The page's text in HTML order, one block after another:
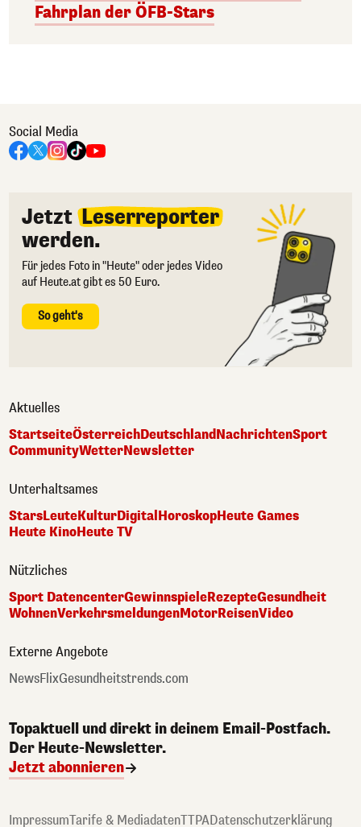
Fahrplan der ÖFB-Stars
Social Media
Jetzt Leserreporter
werden.
Für jedes Foto in "Heute" oder jedes Video
auf Heute.at gibt es 50 Euro.
So geht's
Aktuelles
StartseiteÖsterreichDeutschlandNachrichtenSport
CommunityWetterNewsletter
Unterhaltsames
StarsLeuteKulturDigital HoroskopHeute Games
Heute KinoHeute TV
Nützliches
Sport DatencenterGewinnspieleRezepteGesundheit
WohnenVerkehrsmeldungenMotorReisenVideo
Externe Angebote
NewsFlixGesundheitstrends.com
Topaktuell und direkt in deinem Email-Postfach.
Der Heute-Newsletter.
Jetzt abonnieren
ImpressumTarife & MediadatenTTPADatenschutzerklärung